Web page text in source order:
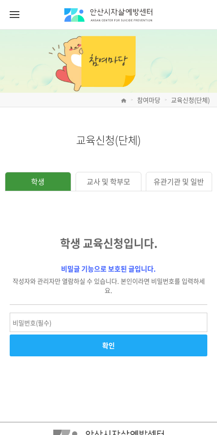
> 참여마당 > 교육신청(단체)
교육신청(단체)
학생 교사 및 학부모 유관기관 및 일반
학생 교육신청입니다.
비밀글 기능으로 보호된 글입니다.
작성자와 관리자만 열람하실 수 있습니다. 본인이라면 비밀번호를 입력하세
요.